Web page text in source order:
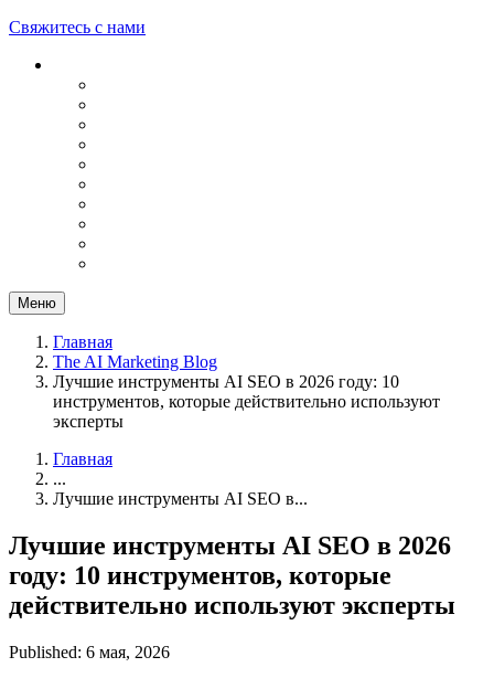
Свяжитесь с нами
Меню
Главная
The AI Marketing Blog
Лучшие инструменты AI SEO в 2026 году: 10
инструментов, которые действительно используют
эксперты
Главная
...
Лучшие инструменты AI SEO в...
Лучшие инструменты AI SEO в 2026
году: 10 инструментов, которые
действительно используют эксперты
Published: 6 мая, 2026